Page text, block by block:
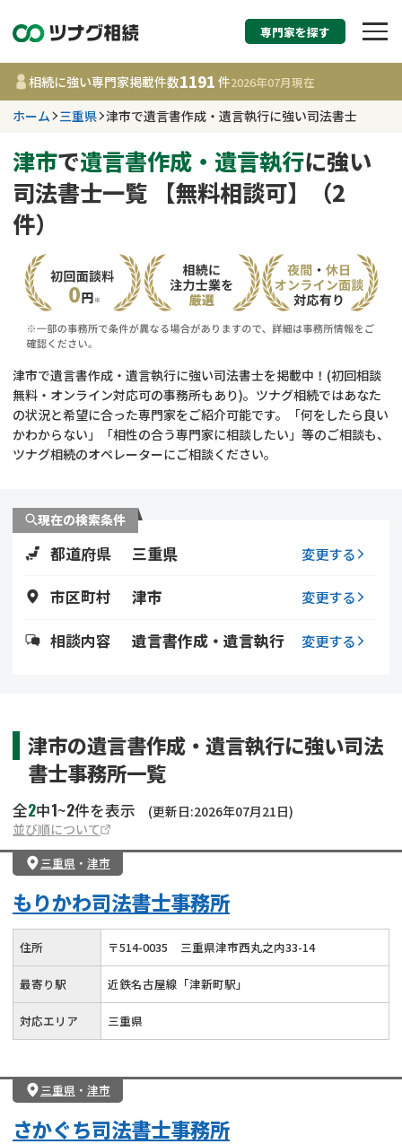
相続税申告・相続手
す
三重県
事務所 1191
件
相談内容で探す
遺言書作成・遺言執行
相続登記
遺留分侵害額請求
相続手続き
不動産評価(相続不動
費用相場
コラム
相続手続き
遺言
調査・アンケート
専門家を探す
相続に強い専門家掲載件数1191 件2026年07月現在
ホーム 三重県 津市で遺言書作成・遺言執行に強い司法書士
津市で遺言書作成・遺言執行に強い
司法書士一覧 【無料相談可】（2
件）
津市で遺言書作成・遺言執行に強い司法書士を掲載中！(初回相談
無料・オンライン対応可の事務所もあり)。ツナグ相続ではあなた
の状況と希望に合った専門家をご紹介可能です。「何をしたら良い
かわからない」「相性の合う専門家に相談したい」等のご相談も、
ツナグ相続のオペレーターにご相談ください。
現在の検索条件
都道府県 三重県 変更する
市区町村 津市 変更する
相談内容 遺言書作成・遺言執行 変更する
津市の遺言書作成・遺言執行に強い司法
書士事務所一覧
全2中1~2件を表示
(更新日:2026年07月21日)
並び順について
三重県 ・ 津市
もりかわ司法書士事務所
住所 〒514-0035 三重県津市西丸之内33-14
最寄り駅 近鉄名古屋線「津新町駅」
対応エリア 三重県
三重県 ・ 津市
さかぐち司法書士事務所